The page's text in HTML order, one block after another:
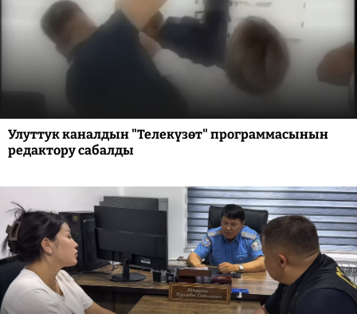
Улуттук каналдын "Телекүзөт" программасынын
редактору сабалды